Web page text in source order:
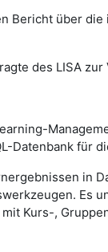
Bericht über
des LISA zur
Datenbank für
in
Es
Kurs-,